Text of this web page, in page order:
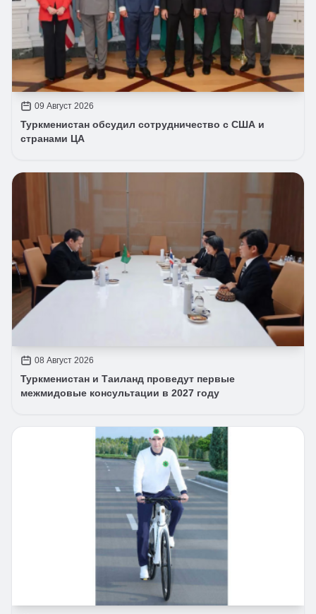
09 Август 2026
Туркменистан обсудил сотрудничество с США и
странами ЦА
08 Август 2026
Туркменистан и Таиланд проведут первые
межмидовые консультации в 2027 году